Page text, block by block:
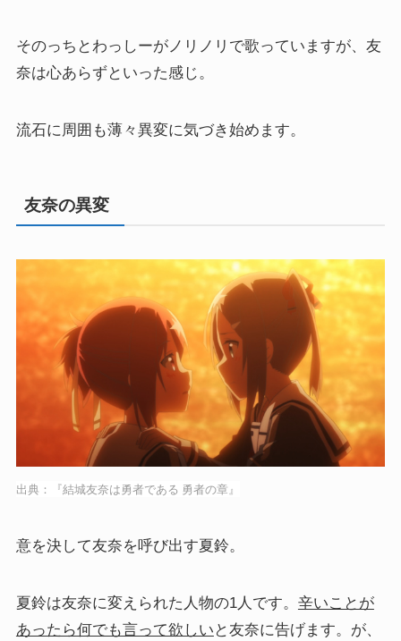
そのっちとわっしーがノリノリで歌っていますが、友
奈は心あらずといった感じ。
流石に周囲も薄々異変に気づき始めます。
友奈の異変
出典：『結城友奈は勇者である 勇者の章』
意を決して友奈を呼び出す夏鈴。
夏鈴は友奈に変えられた人物の1人です。 辛いことが
あったら何でも言って欲しい と友奈に告げます。が、